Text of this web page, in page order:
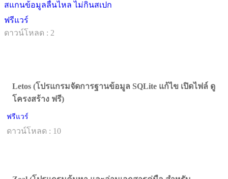
สแกนข้อมูลลื่นไหล ไม่กินสเปก
ฟรีแวร์
ดาวน์โหลด : 2
Letos (โปรแกรมจัดการฐานข้อมูล SQLite แก้ไข เปิดไฟล์ ดู
โครงสร้าง ฟรี)
ฟรีแวร์
ดาวน์โหลด : 10